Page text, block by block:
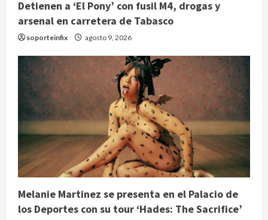
Detienen a ‘El Pony’ con fusil M4, drogas y
arsenal en carretera de Tabasco
soporteinfix agosto 9, 2026
Melanie Martinez se presenta en el Palacio de
los Deportes con su tour ‘Hades: The Sacrifice’